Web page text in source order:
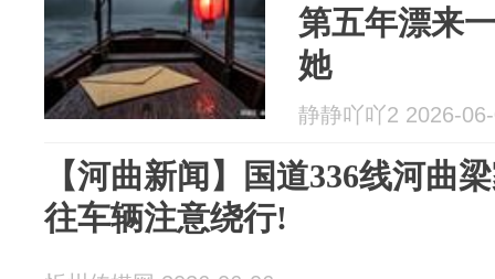
第五年漂来
她
静静吖吖2 2026-
【河曲新闻】国道336线河曲
往车辆注意绕行!